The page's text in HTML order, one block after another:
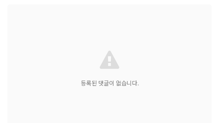
등록된 댓글이 없습니다.